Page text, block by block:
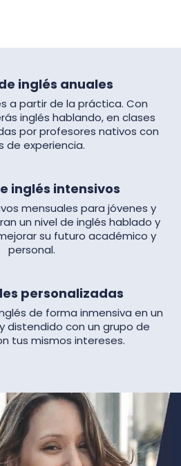
inglés anuales
a partir de la práctica. Con
inglés hablando, en clases
por profesores nativos con
de experiencia.
inglés intensivos
mensuales para jóvenes y
un nivel de inglés hablado y
su futuro académico y
personal.
personalizadas
de forma inmensiva en un
distendido con un grupo de
tus mismos intereses.